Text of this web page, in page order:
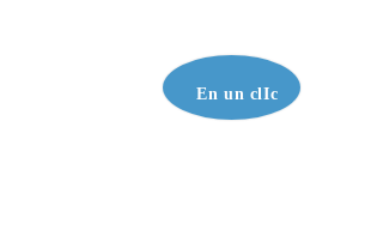
En un clIc